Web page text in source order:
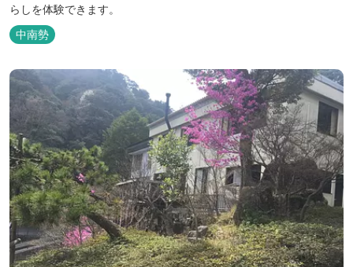
らしを体験できます。
中南勢